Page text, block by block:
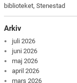
biblioteket, Stenestad
Arkiv
juli 2026
juni 2026
maj 2026
april 2026
mars 2026